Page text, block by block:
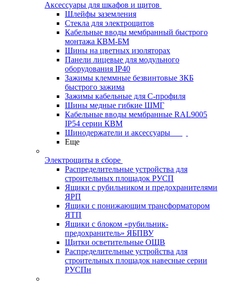
Аксессуары для шкафов и щитов
Шлейфы заземления
Стекла для электрощитов
Кабельные вводы мембранный быстрого
монтажа КВМ-БМ
Шины на цветных изоляторах
Панели лицевые для модульного
оборудования IP40
Зажимы клеммные безвинтовые ЗКБ
быстрого зажима
Зажимы кабельные для С-профиля
Шины медные гибкие ШМГ
Кабельные вводы мембранные RAL9005
IP54 серии КВМ
Шинодержатели и аксессуары
Еще
Электрощиты в сборе
Распределительные устройства для
строительных площадок РУСП
Ящики с рубильником и предохранителями
ЯРП
Ящики с понижающим трансформатором
ЯТП
Ящики с блоком «рубильник-
предохранитель» ЯБПВУ
Щитки осветительные ОЩВ
Распределительные устройства для
строительных площадок навесные серии
РУСПн